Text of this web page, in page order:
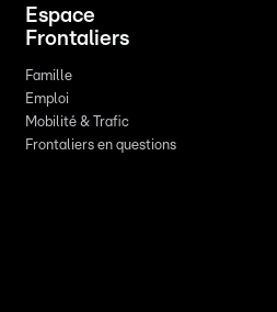
Espace
Frontaliers
Famille
Emploi
Mobilité & Trafic
Frontaliers en questions